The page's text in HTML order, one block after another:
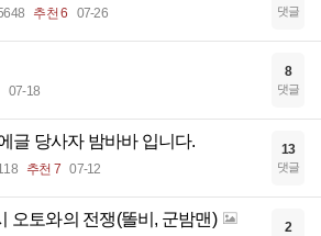
추천 6 07-26 댓글
07-18
8
댓글
글 당사자 밤바바 입니다.
추천 7 07-12
13
댓글
오토와의 전쟁(똘비, 군밤맨) 2